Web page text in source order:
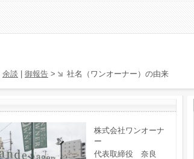
余談 御報告 > 社名（ワンオーナー）の由来
株式会社ワンオーナ
ー
代表取締役 奈良